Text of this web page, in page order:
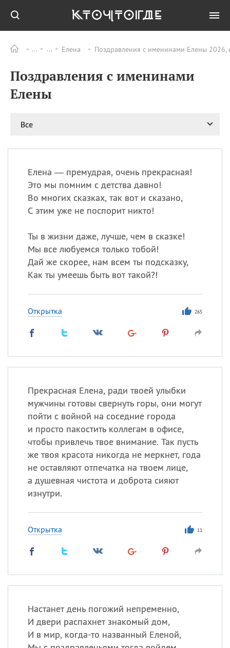
Елена Поздравления с именинами Елены 2026,
Поздравления с именинами
Елены
Все
Елена — премудрая, очень прекрасная!
Это мы помним с детства давно!
Во многих сказках, так вот и сказано,
С этим уже не поспорит никто!
Ты в жизни даже, лучше, чем в сказке!
Мы все любуемся только тобой!
Дай же скорее, нам всем ты подсказку,
Как ты умеешь быть вот такой?!
Открытка 265
Прекрасная Елена, ради твоей улыбки
мужчины готовы свернуть горы, они могут
пойти с войной на соседние города
и просто пакостить коллегам в офисе,
чтобы привлечь твое внимание. Так пусть
же твоя красота никогда не меркнет, года
не оставляют отпечатка на твоем лице,
а душевная чистота и доброта сияют
изнутри.
Открытка 11
Настанет день погожий непременно,
И двери распахнет знакомый дом,
И в мир, когда-то названный Еленой,
ПРАЗДНИКИ Все
09.08 День памяти
Николая Чудотворца
11.08 День полета на
11.08 День Святой Клары —
покровительницы
телевидения
Сегодня празднуют именины
Герман,Иван
Посмотреть значение